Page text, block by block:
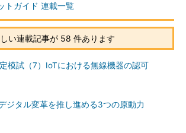
トガイド 連載一覧
い連載記事が 58 件あります
模試（7）IoTにおける無線機器の認可
ジタル変革を推し進める3つの原動力